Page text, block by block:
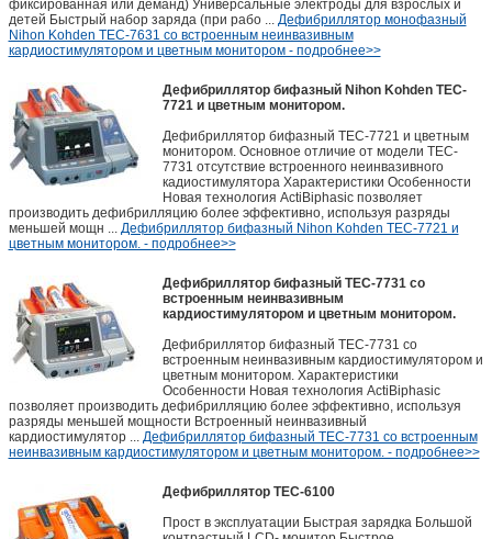
фиксированная или деманд) Универсальные электроды для взрослых и
детей Быстрый набор заряда (при рабо ... Дефибриллятор монофазный
Nihon Kohden TEC-7631 со встроенным неинвазивным
кардиостимулятором и цветным монитором - подробнее>>
Дефибриллятор бифазный Nihon Kohden TEC-
7721 и цветным монитором.
Дефибриллятор бифазный TEC-7721 и цветным
монитором. Основное отличие от модели TEC-
7731 отсутствие встроенного неинвазивного
кадиостимулятора Характеристики Особенности
Новая технология ActiBiphasic позволяет
производить дефибрилляцию более эффективно, используя разряды
меньшей мощн ... Дефибриллятор бифазный Nihon Kohden TEC-7721 и
цветным монитором. - подробнее>>
Дефибриллятор бифазный TEC-7731 со
встроенным неинвазивным
кардиостимулятором и цветным монитором.
Дефибриллятор бифазный TEC-7731 со
встроенным неинвазивным кардиостимулятором и
цветным монитором. Характеристики
Особенности Новая технология ActiBiphasic
позволяет производить дефибрилляцию более эффективно, используя
разряды меньшей мощности Встроенный неинвазивный
кардиостимулятор ... Дефибриллятор бифазный TEC-7731 со встроенным
неинвазивным кардиостимулятором и цветным монитором. - подробнее>>
Дефибриллятор TEC-6100
Прост в эксплуатации Быстрая зарядка Большой